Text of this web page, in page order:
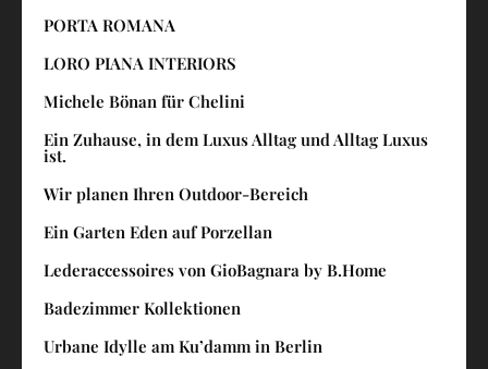
PORTA ROMANA
LORO PIANA INTERIORS
Michele Bönan für Chelini
Ein Zuhause, in dem Luxus Alltag und Alltag Luxus
ist.
Wir planen Ihren Outdoor-Bereich
Ein Garten Eden auf Porzellan
Lederaccessoires von GioBagnara by B.Home
Badezimmer Kollektionen
Urbane Idylle am Ku’damm in Berlin